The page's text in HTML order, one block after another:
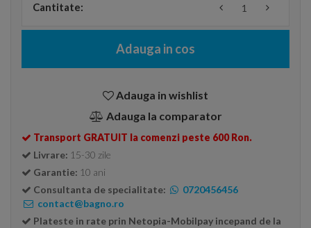
Cantitate:
Adauga in cos
Adauga in wishlist
Adauga la comparator
Transport GRATUIT la comenzi peste 600 Ron.
Livrare: 15-30 zile
Garantie: 10 ani
Consultanta de specialitate:
0720456456
contact@bagno.ro
Plateste in rate prin Netopia-Mobilpay incepand de la